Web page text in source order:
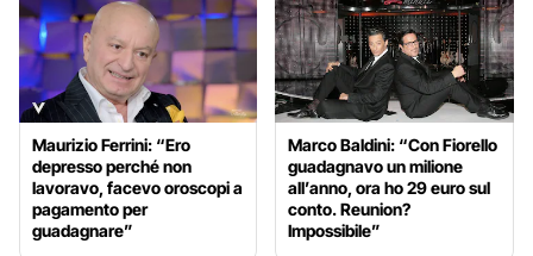
Maurizio Ferrini: “Ero
depresso perché non
lavoravo, facevo oroscopi a
pagamento per
guadagnare”
Marco Baldini: “Con Fiorello
guadagnavo un milione
all’anno, ora ho 29 euro sul
conto. Reunion?
Impossibile”